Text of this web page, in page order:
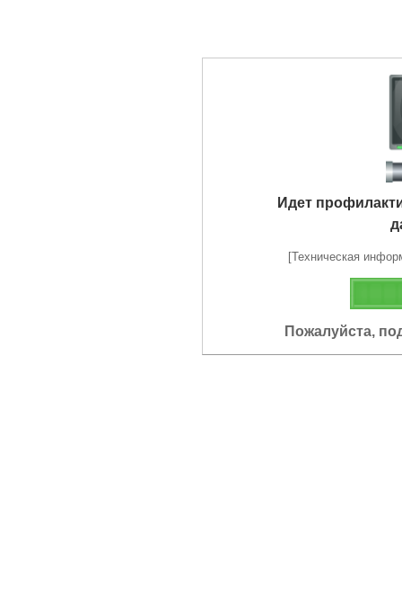
Идет
[Техническая
Пожалуйста,